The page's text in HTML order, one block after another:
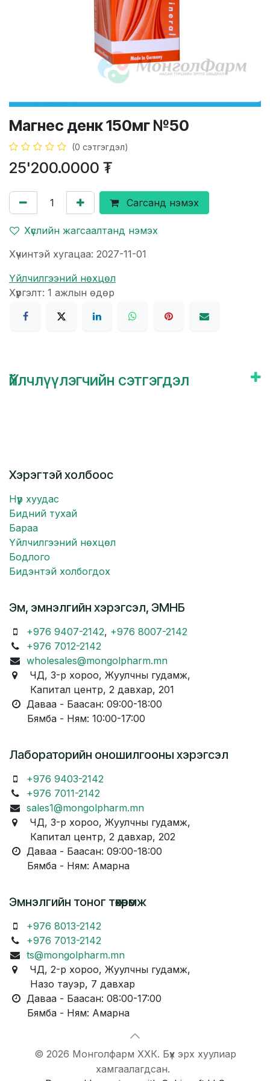
Магнес денк 150мг №50
(0 сэтгэгдэл)
25'200.0000 ₮
Сагсанд нэмэх
Хүслийн жагсаалтанд нэмэх
Хүчинтэй хугацаа: 2027-11-01
Үйлчилгээний нөхцөл
Хүргэлт: 1 ажлын өдөр
Үйлчлүүлэгчийн сэтгэгдэл
Хэрэгтэй холбоос
Нүүр хуудас
Бидний тухай
Бараа
Үйлчилгээний нөхцөл
Бодлого
Бидэнтэй холбогдох
Эм, эмнэлгийн хэрэгсэл, ЭМНБ
+976 9407-2142, +976 8007-2142
+976 7012-2142
wholesales@mongolpharm.mn
ЧД, 3-р хороо, Жуулчны гудамж,
Капитал центр, 2 давхар, 201
Даваа - Баасан: 09:00-18:00
Бямба - Ням: 10:00-17:00
Лабораторийн оношилгооны хэрэгсэл
+976 9403-2142
+976 7011-2142
sales1@mongolpharm.mn
ЧД, 3-р хороо, Жуулчны гудамж,
Капитал центр, 2 давхар, 202
Даваа - Баасан: 09:00-18:00
Бямба - Ням: Амарна
Эмнэлгийн тоног төхөөрөмж
+976 8013-2142
+976 7013-2142
ts@mongolpharm.mn
ЧД, 2-р хороо, Жуулчны гудамж,
Назо тауэр, 7 давхар
Даваа - Баасан: 08:00-17:00
Бямба - Ням: Амарна
© 2026 Монголфарм ХХК. Бүх эрх хуулиар
хамгаалагдсан.